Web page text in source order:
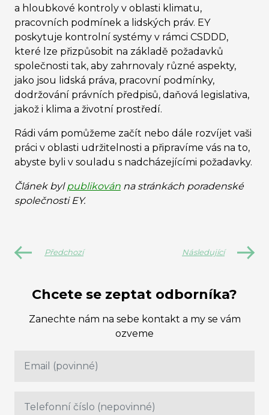
a hloubkové kontroly v oblasti klimatu,
pracovních podmínek a lidských práv. EY
poskytuje kontrolní systémy v rámci CSDDD,
které lze přizpůsobit na základě požadavků
společnosti tak, aby zahrnovaly různé aspekty,
jako jsou lidská práva, pracovní podmínky,
dodržování právních předpisů, daňová legislativa,
jakož i klima a životní prostředí.
Rádi vám pomůžeme začít nebo dále rozvíjet vaši
práci v oblasti udržitelnosti a připravíme vás na to,
abyste byli v souladu s nadcházejícími požadavky.
Článek bylpublikován na stránkách poradenské
společnosti EY.
Předchozí Následující
Chcete se zeptat odborníka?
Zanechte nám na sebe kontakt a my se vám
ozveme